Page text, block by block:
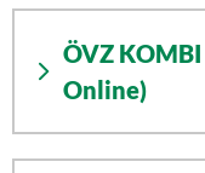
ÖVZ
Online)